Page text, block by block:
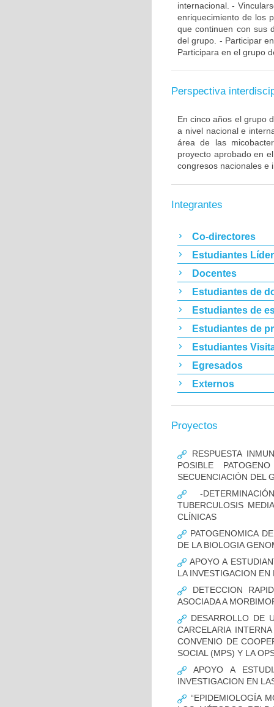
internacional. -
enriquecimiento de los
que continuen con sus
del grupo. - Participar
Participara en el grupo
Perspectiva
En cinco años el grupo
a nivel nacional e
área de las
proyecto aprobado en
congresos nacionales e
Integrantes
Co-directores
Estudiantes
Docentes
Estudiantes de
Estudiantes de
Estudiantes de
Estudiantes
Egresados
Externos
Proyectos
RESPUESTA
POSIBLE
SECUENCIACIÓN DEL
-
TUBERCULOSIS
CLÍNICAS
PATOGENOMICA
DE LA BIOLOGIA
APOYO A
LA INVESTIGACION EN
DETECCION
ASOCIADA A
DESARROLLO DE
CARCELARIA
CONVENIO DE
SOCIAL (MPS) Y LA
APOYO A
INVESTIGACION EN
“EPIDEMIOLOGÍA